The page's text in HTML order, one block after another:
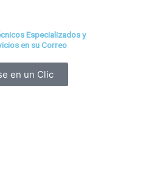
Especializados y
en su Correo
en un Clic